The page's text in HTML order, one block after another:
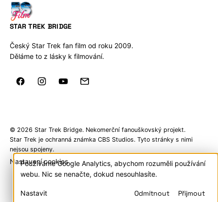
STAR TREK BRIDGE
Český Star Trek fan film od roku 2009.
Děláme to z lásky k filmování.
© 2026 Star Trek Bridge. Nekomerční fanouškovský projekt.
Star Trek je ochranná známka CBS Studios. Tyto stránky s nimi
nejsou spojeny.
Nastavení cookies
Cookies
a
Používáme Google Analytics, abychom rozuměli používání
webu. Nic se nenačte, dokud nesouhlasíte.
Nastavit Odmítnout Přijmout